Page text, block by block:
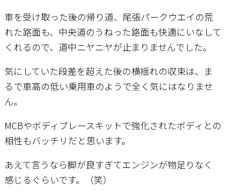
車を受け取った後の帰り道、尾張パークウエイの荒
れた路面も、中央道のうねった路面も快適にいなして
くれるので、道中ニヤニヤが止まりませんでした。
気にしていた段差を超えた後の横揺れの収束は、ま
るで車高の低い乗用車のようで全く気にはなりませ
ん。
MCBやボディブレースキットで強化されたボディとの
相性もバッチリだと思います。
あえて言うなら脚が良すぎてエンジンが物足りなく
感じるぐらいです。（笑）